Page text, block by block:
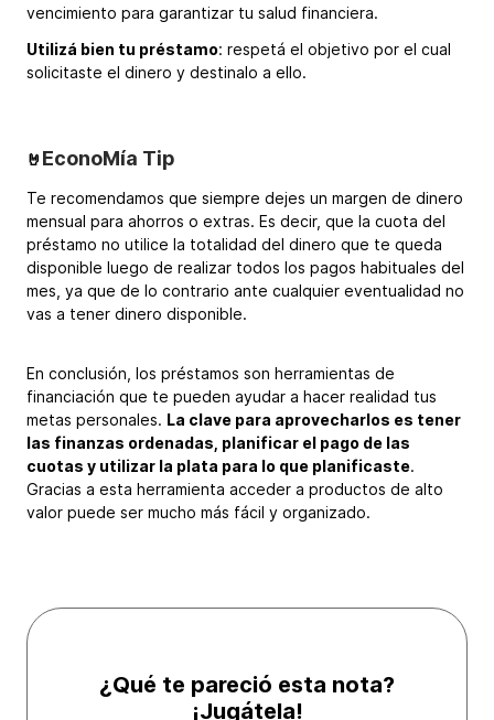
vencimiento para garantizar tu salud financiera.
Utilizá bien tu préstamo: respetá el objetivo por el cual
solicitaste el dinero y destinalo a ello.
🤘 EconoMía Tip
Te recomendamos que siempre dejes un margen de dinero
mensual para ahorros o extras. Es decir, que la cuota del
préstamo no utilice la totalidad del dinero que te queda
disponible luego de realizar todos los pagos habituales del
mes, ya que de lo contrario ante cualquier eventualidad no
vas a tener dinero disponible.
En conclusión, los préstamos son herramientas de
financiación que te pueden ayudar a hacer realidad tus
metas personales. La clave para aprovecharlos es tener
las finanzas ordenadas, planificar el pago de las
cuotas y utilizar la plata para lo que planificaste.
Gracias a esta herramienta acceder a productos de alto
valor puede ser mucho más fácil y organizado.
¿Qué te pareció esta nota?
¡Jugátela!